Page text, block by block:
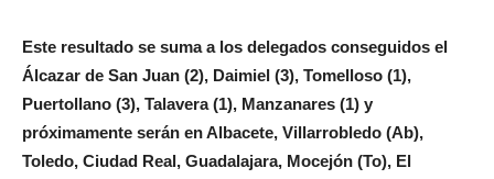
Este resultado se suma a los delegados conseguidos el
Álcazar de San Juan (2), Daimiel (3), Tomelloso (1),
Puertollano (3), Talavera (1), Manzanares (1) y
próximamente serán en Albacete, Villarrobledo (Ab),
Toledo, Ciudad Real, Guadalajara, Mocejón (To), El